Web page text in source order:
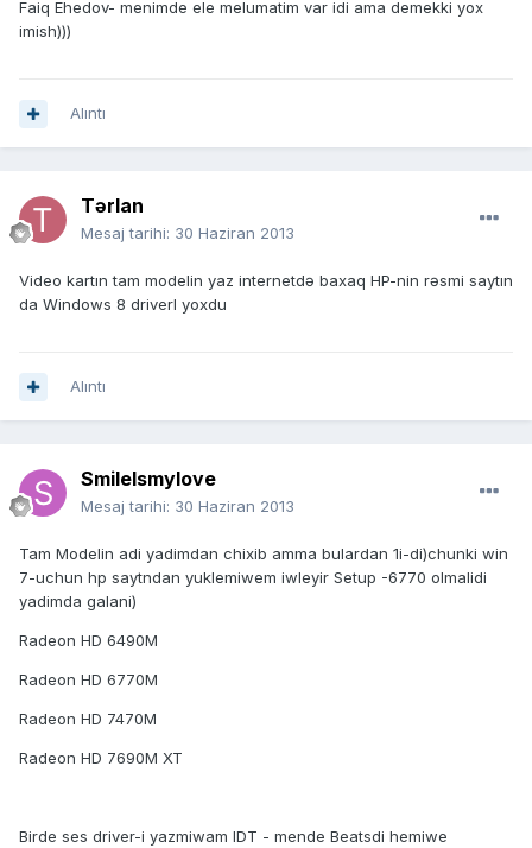
Faiq Ehedov- menimde ele melumatim var idi ama demekki yox
imish)))
Alıntı
Tərlan
Mesaj tarihi: 30 Haziran 2013
Video kartın tam modelin yaz internetdə baxaq HP-nin rəsmi saytın
da Windows 8 driverl yoxdu
Alıntı
SmileIsmylove
Mesaj tarihi: 30 Haziran 2013
Tam Modelin adi yadimdan chixib amma bulardan 1i-di)chunki win
7-uchun hp saytndan yuklemiwem iwleyir Setup -6770 olmalidi
yadimda galani)
Radeon HD 6490M
Radeon HD 6770M
Radeon HD 7470M
Radeon HD 7690M XT
Birde ses driver-i yazmiwam IDT - mende Beatsdi hemiwe